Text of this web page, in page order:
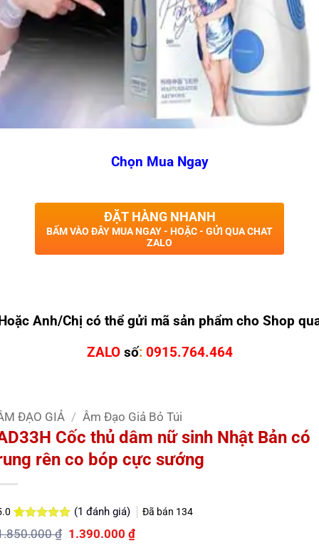
Chọn Mua Ngay
ĐẶT HÀNG NHANH
BẤM VÀO ĐÂY MUA NGAY - HOẶC - GỬI QUA CHAT
ZALO
Anh/Chị có thể gửi mã sản phẩm cho Shop
ZALO số: 0915.764.464
ĐẠO GIẢ / Âm Đạo Giả Bỏ Túi
Cốc thủ dâm nữ sinh Nhật Bản có
rên co bóp cực sướng
5.0 trên 5
dựa trên
1
(1 đánh giá) Đã bán 134
₫ Giá
1.390.000₫Giá